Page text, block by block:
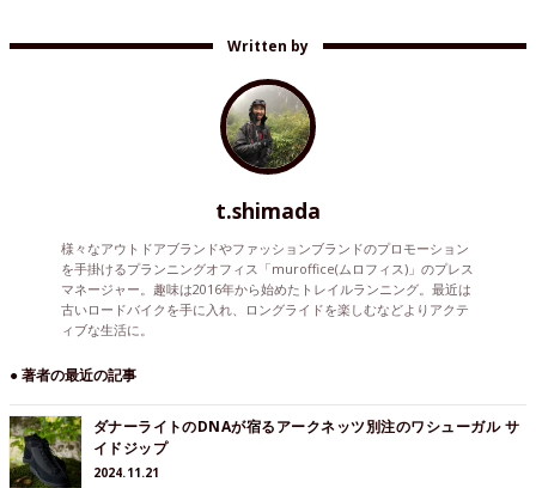
Written by
t.shimada
様々なアウトドアブランドやファッションブランドのプロモーション
を手掛けるプランニングオフィス「muroffice(ムロフィス)」のプレス
マネージャー。趣味は2016年から始めたトレイルランニング。最近は
古いロードバイクを手に入れ、ロングライドを楽しむなどよりアクテ
ィブな生活に。
● 著者の最近の記事
ダナーライトのDNAが宿るアークネッツ別注のワシューガル サ
イドジップ
2024.11.21